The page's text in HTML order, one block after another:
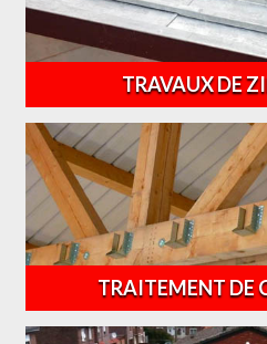
TRAVAUX DE
TRAITEMENT DE